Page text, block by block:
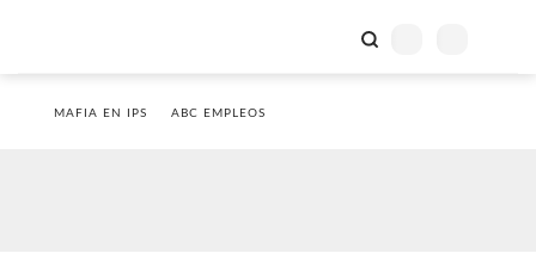
MAFIA EN IPS ABC EMPLEOS